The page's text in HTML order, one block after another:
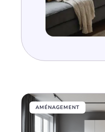
AMÉNAGEMENT